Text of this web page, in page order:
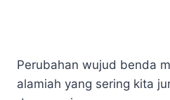
Perubahan wujud benda
alamiah yang sering kita